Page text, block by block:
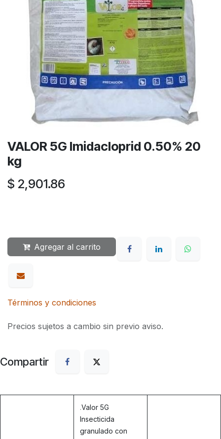
VALOR 5G Imidacloprid 0.50% 20
kg
$ 2,901.86
Agregar al carrito
Términos y condiciones
Precios sujetos a cambio sin previo aviso.
Compartir
.Valor 5G
Insecticida
granulado con